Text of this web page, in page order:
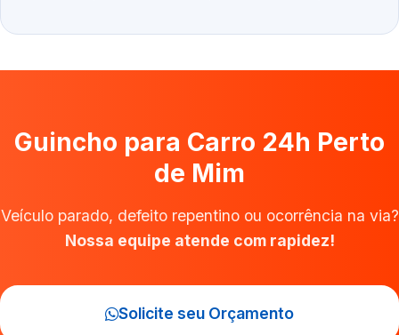
Guincho para Carro 24h Perto
de Mim
Veículo parado, defeito repentino ou ocorrência na via?
Nossa equipe atende com rapidez!
Solicite seu Orçamento